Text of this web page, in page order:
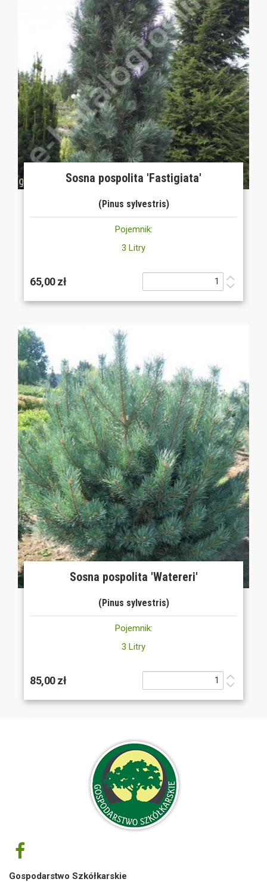
Sosna pospolita 'Fastigiata'
(Pinus sylvestris)
Pojemnik:
3 Litry
65,00 zł
Sosna pospolita 'Watereri'
(Pinus sylvestris)
Pojemnik:
3 Litry
85,00 zł
Gospodarstwo Szkółkarskie